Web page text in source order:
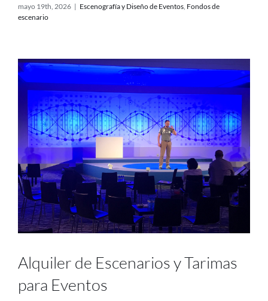
mayo 19th, 2026 | Escenografía y Diseño de Eventos, Fondos de
escenario
Alquiler de Escenarios y Tarimas
para Eventos